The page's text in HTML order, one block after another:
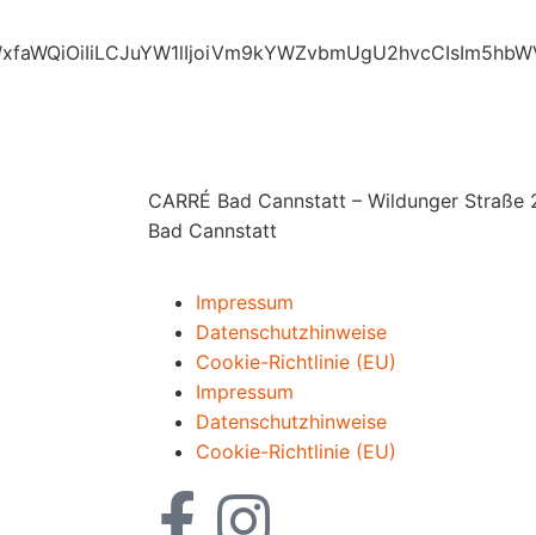
CARRÉ Bad Cannstatt – Wildunger Straße
Bad Cannstatt
Impressum
Datenschutzhinweise
Cookie-Richtlinie (EU)
Impressum
Datenschutzhinweise
Cookie-Richtlinie (EU)